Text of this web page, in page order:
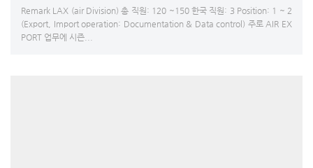
Remark LAX (air Division) 총 직원: 120 ~150 한국 직원: 3 Position: 1 ~ 2
(Export, Import operation: Documentation & Data control) 주로 AIR EX
PORT 업무에 시즌...